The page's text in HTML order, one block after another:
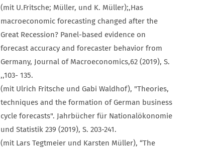
(mit U.Fritsche; Müller, und K. Müller);,Has
macroeconomic forecasting changed after the
Great Recession? Panel-based evidence on
forecast accuracy and forecaster behavior from
Germany, Journal of Macroeconomics,62 (2019), S.
,,103- 135.
(mit Ulrich Fritsche und Gabi Waldhof), "Theories,
techniques and the formation of German business
cycle forecasts". Jahrbücher für Nationalökonomie
und Statistik 239 (2019), S. 203-241.
(mit Lars Tegtmeier und Karsten Müller), “The